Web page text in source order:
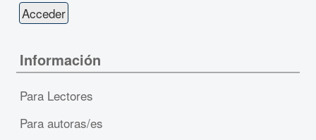
Información
Para Lectores
Para autoras/es